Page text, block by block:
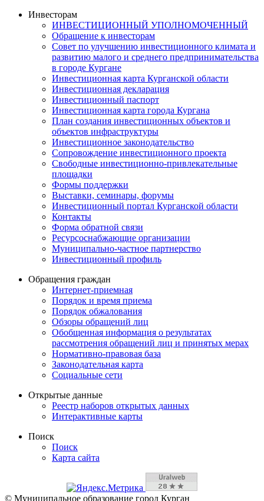
Инвесторам
ИНВЕСТИЦИОННЫЙ УПОЛНОМОЧЕННЫЙ
Обращение к инвесторам
Совет по улучшению инвестиционного климата и
развитию малого и среднего предпринимательства
в городе Кургане
Инвестиционная карта Курганской области
Инвестиционная декларация
Инвестиционный паспорт
Инвестиционная карта города Кургана
План создания инвестиционных объектов и
объектов инфраструктуры
Инвестиционное законодательство
Сопровождение инвестиционного проекта
Свободные инвестиционно-привлекательные
площадки
Формы поддержки
Выставки, семинары, форумы
Инвестиционный портал Курганской области
Контакты
Форма обратной связи
Ресурсоснабжающие организации
Муниципально-частное партнерство
Инвестиционный профиль
Обращения граждан
Интернет-приемная
Порядок и время приема
Порядок обжалования
Обзоры обращений лиц
Обобщенная информация о результатах
рассмотрения обращений лиц и принятых мерах
Нормативно-правовая база
Законодательная карта
Социальные сети
Открытые данные
Реестр наборов открытых данных
Интерактивные карты
Поиск
Поиск
Карта сайта
© Муниципальное образование город Курган